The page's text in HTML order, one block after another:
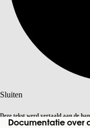
Sluiten
Deze tekst werd vertaald aan de
Salesforce. U vindthier meer details.
Documentatie over